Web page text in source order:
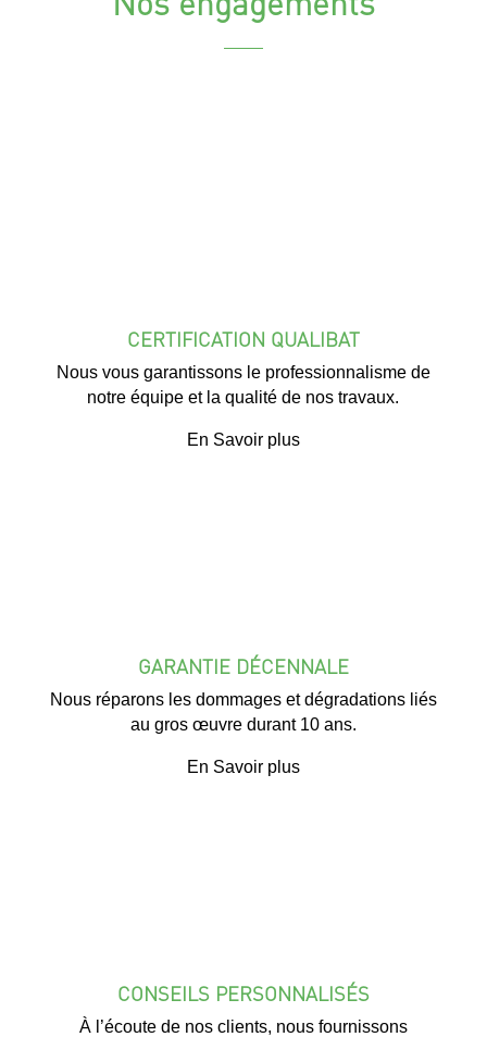
CERTIFICATION QUALIBAT
Nous vous garantissons le professionnalisme de
notre équipe et la qualité de nos travaux.
En Savoir plus
GARANTIE DÉCENNALE
Nous réparons les dommages et dégradations liés
au gros œuvre durant 10 ans.
En Savoir plus
CONSEILS PERSONNALISÉS
À l’écoute de nos clients, nous fournissons